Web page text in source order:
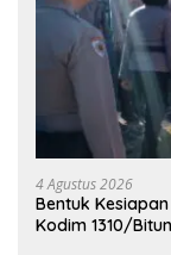
4 Agustus 2026
Bentuk
Kodim 1310/